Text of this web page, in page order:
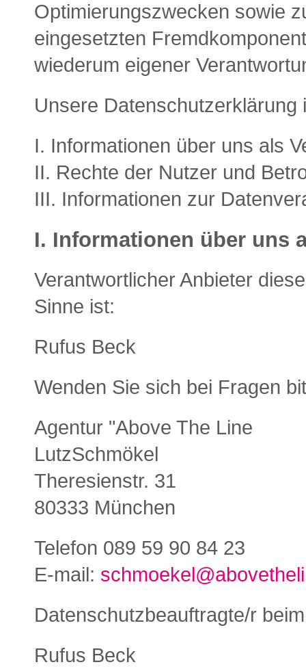
Optimierungszwecken sowie
eingesetzten
wiederum eigener
Unsere Datenschutzerklärung
I. Informationen über uns als
II. Rechte der Nutzer und
III. Informationen zur
I. Informationen über uns
Verantwortlicher Anbieter
Sinne ist:
Rufus Beck
Wenden Sie sich bei Fragen
Agentur "Above The Line
LutzSchmökel
Theresienstr. 31
80333 München
Telefon 089 59 90 84 23
E-mail:
Datenschutzbeauftragte/r
Rufus Beck